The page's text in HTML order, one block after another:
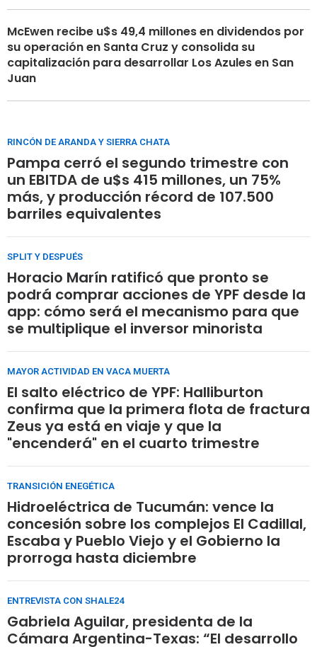
McEwen recibe u$s 49,4 millones en dividendos por
su operación en Santa Cruz y consolida su
capitalización para desarrollar Los Azules en San
Juan
RINCÓN DE ARANDA Y SIERRA CHATA
Pampa cerró el segundo trimestre con
un EBITDA de u$s 415 millones, un 75%
más, y producción récord de 107.500
barriles equivalentes
SPLIT Y DESPUÉS
Horacio Marín ratificó que pronto se
podrá comprar acciones de YPF desde la
app: cómo será el mecanismo para que
se multiplique el inversor minorista
MAYOR ACTIVIDAD EN VACA MUERTA
El salto eléctrico de YPF: Halliburton
confirma que la primera flota de fractura
Zeus ya está en viaje y que la
"encenderá" en el cuarto trimestre
TRANSICIÓN ENEGÉTICA
Hidroeléctrica de Tucumán: vence la
concesión sobre los complejos El Cadillal,
Escaba y Pueblo Viejo y el Gobierno la
prorroga hasta diciembre
ENTREVISTA CON SHALE24
Gabriela Aguilar, presidenta de la
Cámara Argentina-Texas: “El desarrollo